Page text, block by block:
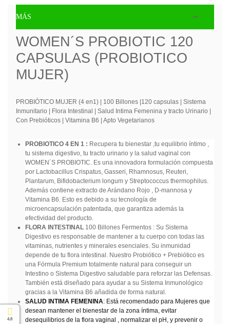
4.8
MÁS
WOMEN´S PROBIOTIC 120
CAPSULAS (PROBIOTICO
MUJER)
PROBIÓTICO MUJER (4 en1) | 100 Billones |120 capsulas | Sistema
Inmunitario | Flora Intestinal | Salud Intima Femenina y tracto Urinario |
Con Prebióticos | Vitamina B6 | Apto Vegetarianos
PROBIOTICO 4 EN 1 : Recupera tu bienestar ,tu equilibrio íntimo ,
tu sistema digestivo, tu tracto urinario y la salud vaginal con
WOMEN´S PROBIOTIC. Es una innovadora formulación compuesta
por Lactobacillus Crispatus, Gasseri, Rhamnosus, Reuteri,
Plantarum, Bifidobacterium longum y Streptococcus thermophilus.
Además contiene extracto de Arándano Rojo , D-mannosa y
Vitamina B6. Esto es debido a su tecnología de
microencapsulación patentada, que garantiza además la
efectividad del producto.
FLORA INTESTINAL100 Billones Fermentos : Su Sistema
Digestivo es responsable de mantener a tu cuerpo con todas las
vitaminas, nutrientes y minerales esenciales. Su inmunidad
depende de tu flora intestinal. Nuestro Probiótico + Prebiótico es
una Fórmula Premium totalmente natural para conseguir un
Intestino o Sistema Digestivo saludable para reforzar las Defensas.
También está diseñado para ayudar a su Sistema Inmunológico
gracias a la Vitamina B6 añadida de forma natural.
SALUD INTIMA FEMENINA: Está recomendado para Mujeres que
desean mantener el bienestar de la zona íntima, evitar
desequilibrios de la flora vaginal , normalizar el pH, y prevenir o